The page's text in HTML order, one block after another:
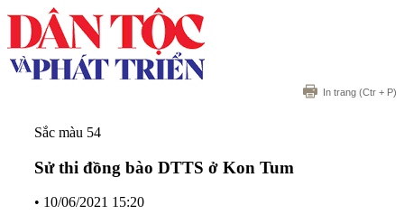
In trang (Ctr + P)
Sắc màu 54
Sử thi đồng bào DTTS ở Kon Tum
• 10/06/2021 15:20